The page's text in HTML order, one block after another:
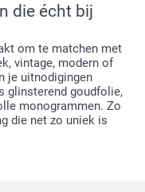
die écht bij
om te matchen met
vintage, modern of
je uitnodigingen
glinsterend goudfolie,
monogrammen. Zo
die net zo uniek is